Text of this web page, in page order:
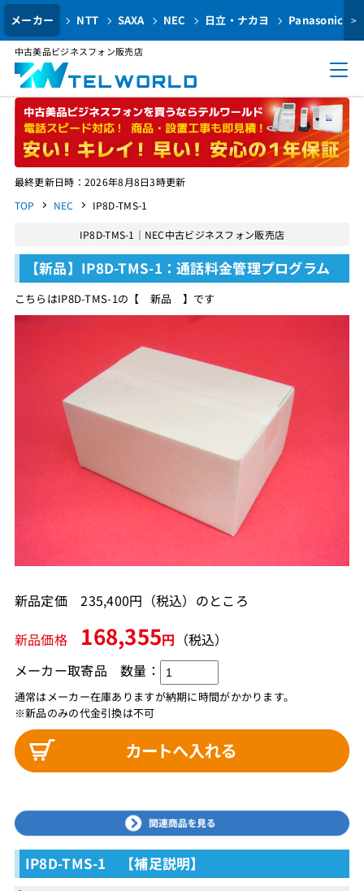
メーカー NTT SAXA NEC 日立・ナカヨ Panasonic >
中古美品ビジネスフォン販売店
最終更新日時：2026年8月8日3時更新
TOP
NEC IP8D-TMS-1
IP8D-TMS-1｜NEC中古ビジネスフォン販売店
【新品】IP8D-TMS-1：通話料金管理プログラム
こちらはIP8D-TMS-1の【 新品 】です
新品定価 235,400円（税込）のところ
新品価格 168,355円 （税込）
メーカー取寄品
通常はメーカー在庫ありますが納期に時間がかかります。
※新品のみの代金引換は不可
数量：
IP8D-TMS-1 【補足説明】